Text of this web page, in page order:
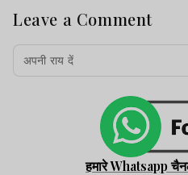
Leave a Comment
हमारे Whatsapp